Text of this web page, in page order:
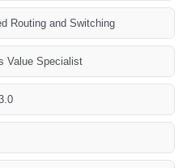
Routing and Switching
Value Specialist